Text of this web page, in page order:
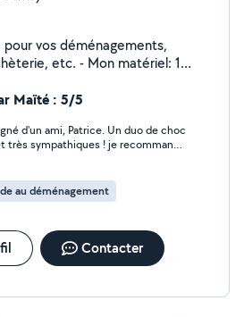
pour vos déménagements,
- Mon matériel: 1
électroménagers...), des
si besoin. - Je peux être
particulièrement forte
aussi aux ports de charges
week-end possible)
Maïté : 5/5
d'un ami, Patrice. Un duo de choc
très sympathiques ! je recommande
au déménagement
Contacter